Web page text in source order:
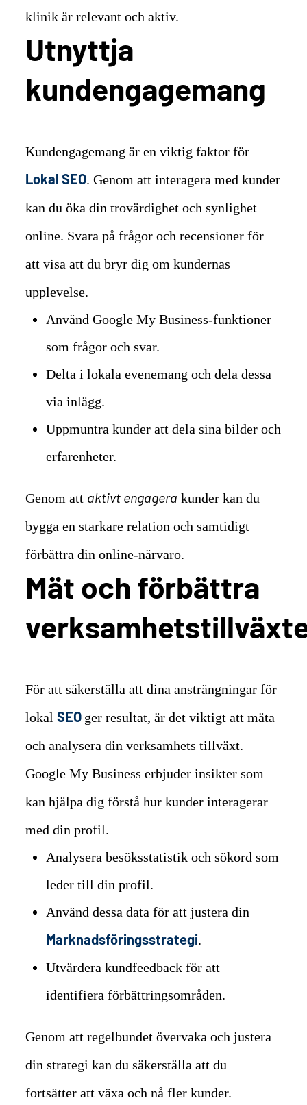
klinik är relevant och aktiv.
Utnyttja
kundengagemang
Kundengagemang är en viktig faktor för
Lokal SEO. Genom att interagera med kunder
kan du öka din trovärdighet och synlighet
online. Svara på frågor och recensioner för
att visa att du bryr dig om kundernas
upplevelse.
Använd Google My Business-funktioner
som frågor och svar.
Delta i lokala evenemang och dela dessa
via inlägg.
Uppmuntra kunder att dela sina bilder och
erfarenheter.
Genom att aktivt engagera kunder kan du
bygga en starkare relation och samtidigt
förbättra din online-närvaro.
Mät och förbättra
För att säkerställa att dina ansträngningar för
lokalSEO ger resultat, är det viktigt att mäta
och analysera din verksamhets tillväxt.
Google My Business erbjuder insikter som
kan hjälpa dig förstå hur kunder interagerar
med din profil.
Analysera besöksstatistik och sökord som
leder till din profil.
Använd dessa data för att justera din
Marknadsföringsstrategi.
Utvärdera kundfeedback för att
identifiera förbättringsområden.
Genom att regelbundet övervaka och justera
din strategi kan du säkerställa att du
fortsätter att växa och nå fler kunder.